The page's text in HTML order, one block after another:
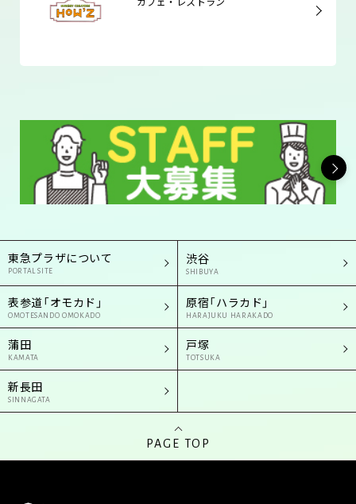
東急プラザについて
PORTAL SITE
渋谷
SHIBUYA
表参道「オモカド」
OMOTESANDO OMOKADO
原宿「ハラカド」
HARAJUKU HARAKADO
蒲田
KAMATA
戸塚
TOTSUKA
新長田
SINNAGATA
PAGE TOP